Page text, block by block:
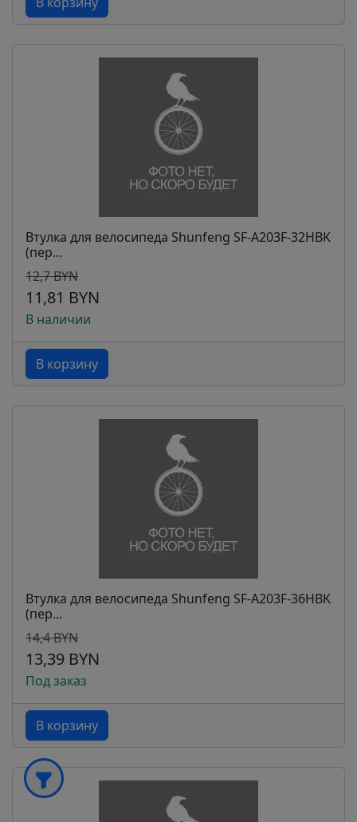
Втулка для велосипеда Shunfeng SF-A203F-32HBK
(пер...
12,7 BYN
11,81 BYN
В наличии
В корзину
Втулка для велосипеда Shunfeng SF-A203F-36HBK
(пер...
14,4 BYN
13,39 BYN
Под заказ
В корзину